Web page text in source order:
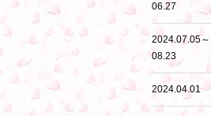
06.27
2024.07.05～
08.23
2024.04.01